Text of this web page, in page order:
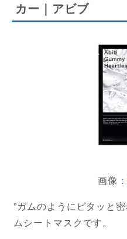
カー｜アビブ
画像：
”ガムのようにピタッと
ムシートマスクです。